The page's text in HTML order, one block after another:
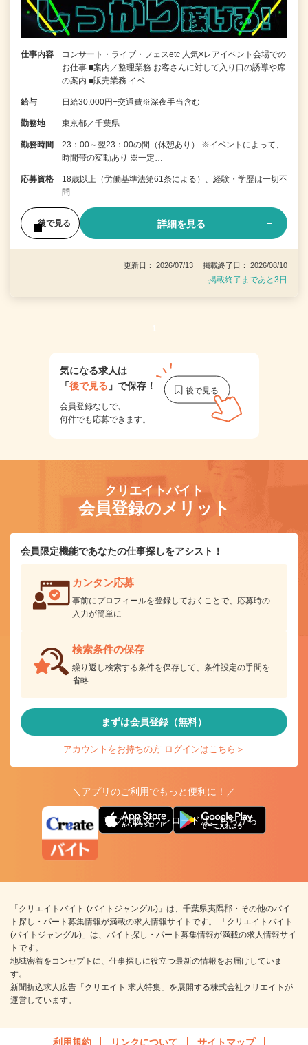
仕事内容
コンサート・ライブ・フェスetc 人気×レアイベント会場での
お仕事 ■案内／整理業務 お客さんに対して入り口の誘導や席
の案内 ■販売業務 イベ…
給与 日給30,000円+交通費※深夜手当含む
勤務地 東京都／千葉県
勤務時間
23：00～翌23：00の間（休憩あり） ※イベントによって、
時間帯の変動あり ※一定…
応募資格
18歳以上（労働基準法第61条による）、経験・学歴は一切不
問
後で見る 詳細を見る
更新日： 2026/07/13 掲載終了日： 2026/08/10
掲載終了まであと3日
1
気になる求人は
「後で見る 」で保存！
会員登録なしで、
何件でも応募できます。
クリエイトバイト
会員登録のメリット
会員限定機能であなたの仕事探しをアシスト！
カンタン応募
事前にプロフィールを登録しておくことで、応募時の
入力が簡単に
検索条件の保存
繰り返し検索する条件を保存して、条件設定の手間を
省略
まずは会員登録（無料）
アカウントをお持ちの方 ログインはこちら＞
＼アプリのご利用でもっと便利に！／
アプリ版ダウンロードはこちらから
「クリエイトバイト (バイトジャングル)」は、千葉県夷隅郡・その他のバイ
ト探し・パート募集情報が満載の求人情報サイトです。 「クリエイトバイト
(バイトジャングル)」は、バイト探し・パート募集情報が満載の求人情報サイ
トです。
地域密着をコンセプトに、仕事探しに役立つ最新の情報をお届けしていま
す。
新聞折込求人広告「クリエイト 求人特集」を展開する株式会社クリエイトが
運営しています。
利用規約 リンクについて サイトマップ